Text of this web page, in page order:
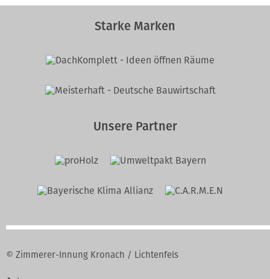
Starke Marken
Unsere Partner
© Zimmerer-Innung Kronach / Lichtenfels